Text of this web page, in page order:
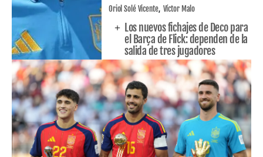
Oriol Solé Vicente Víctor Malo
Los nuevos fichajes de Deco para
el Barça de Flick: dependen de la
salida de tres jugadores